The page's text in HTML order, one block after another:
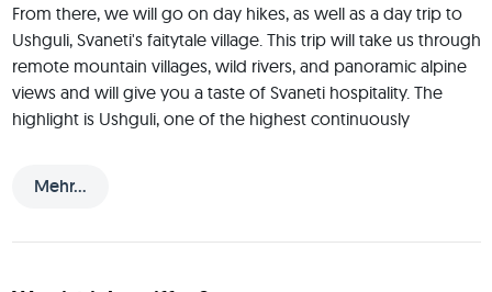
Mehr...
From there, we will go on day hikes, as well as a day trip to
Ushguli, Svaneti's faitytale village. This trip will take us through
remote mountain villages, wild rivers, and panoramic alpine
views and will give you a taste of Svaneti hospitality. The
highlight is Ushguli, one of the highest continuously
Moderate. Basic fitness is required, but no technical skills are